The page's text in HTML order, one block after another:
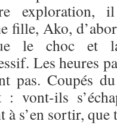
exploration,
fille, Ako,
le choc et
Les heures
pas. Coupés
: vont-ils
à s’en sortir,